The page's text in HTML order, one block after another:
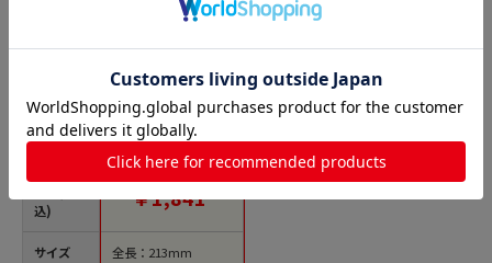
商品名
込)
サイズ
丸章工業 シルキー
カニ専用バサミ KUS
1個）【直送品】
￥1,841
全長：213mm